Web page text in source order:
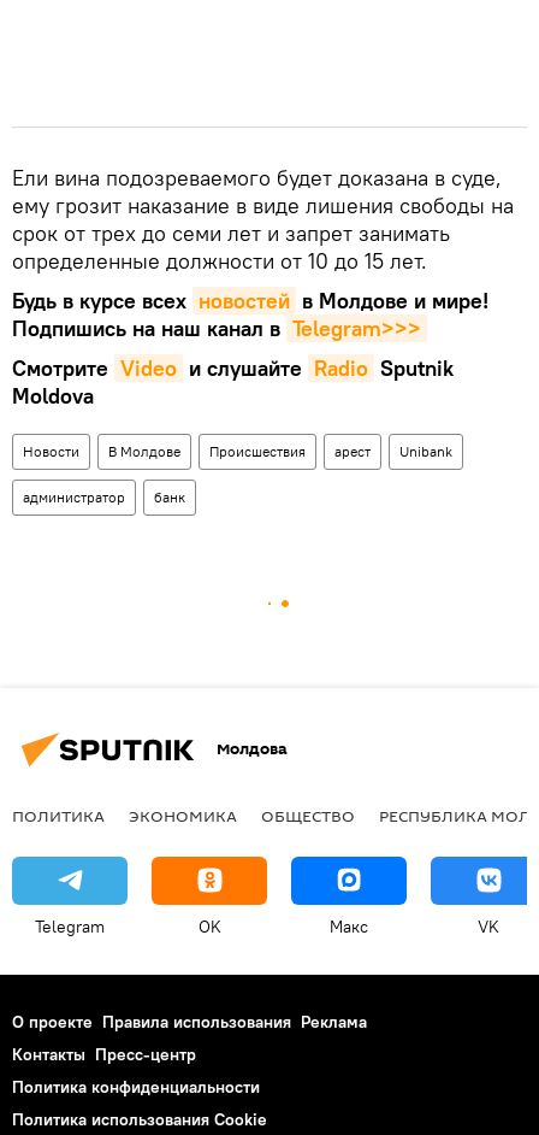
Ели вина подозреваемого будет доказана в суде,
ему грозит наказание в виде лишения свободы на
срок от трех до семи лет и запрет занимать
определенные должности от 10 до 15 лет.
Будь в курсе всех новостей в Молдове и мире!
Подпишись на наш канал в Telegram>>>
Смотрите Video и слушайте Radio Sputnik
Moldova
Новости В Молдове Происшествия арест Unibank
администратор банк
Молдова
ПОЛИТИКА ЭКОНОМИКА ОБЩЕСТВО РЕСПУБЛИКА
Telegram OK Макс VK
О проекте Правила использования Реклама
Контакты Пресс-центр
Политика конфиденциальности
Политика использования Cookie